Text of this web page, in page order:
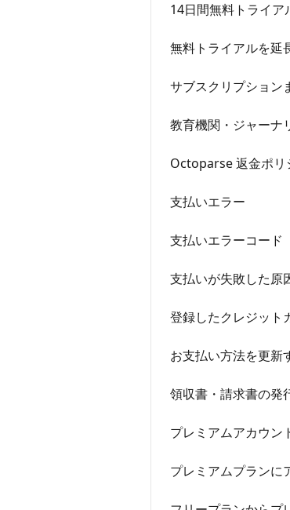
14日間無料トライア
無料トライアルを延
サブスクリプション
教育機関・ジャーナ
Octoparse 返金ポリ
支払いエラー
支払いエラーコード
支払いが失敗した原
登録したクレジット
お支払い方法を更新
領収書・請求書の発
プレミアムアカウン
プレミアムプランに